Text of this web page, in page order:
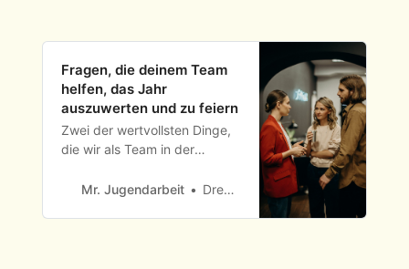
Fragen, die deinem Team
helfen, das Jahr
auszuwerten und zu feiern
Zwei der wertvollsten Dinge,
die wir als Team in der
sind regelmäßige
Mr. Jugendarbeit Drew Hill